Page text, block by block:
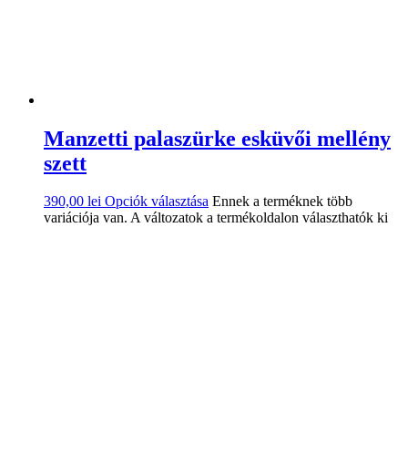
Manzetti palaszürke esküvői mellény
szett
390,00 lei Opciók választása Ennek a terméknek több
variációja van. A változatok a termékoldalon választhatók ki